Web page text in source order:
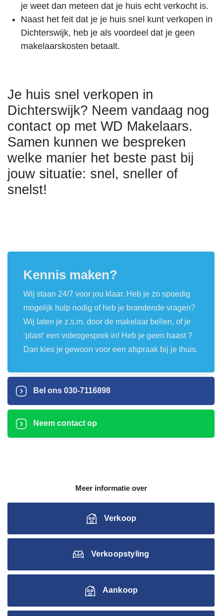
je weet dan meteen dat je huis echt verkocht is.
Naast het feit dat je je huis snel kunt verkopen in
Dichterswijk, heb je als voordeel dat je geen
makelaarskosten betaalt.
Je huis snel verkopen in
Dichterswijk? Neem vandaag nog
contact op met WD Makelaars.
Samen kunnen we bespreken
welke manier het beste past bij
jouw situatie: snel, sneller of
snelst!
Kennis maken?
Wij staan 24/7 voor jou klaar. Heb je zo spoedig
mogelijk hulp nodig of heb je brandende vragen?
Wij laten je z.s.m. door de makelaar bellen, of je
‘plant’ een videogesprek in! Heb je geen haast ?
Dan kies je gewoon voor een afspraak bij je thuis.
Bel ons 030-7116898
Neem contact op
Meer informatie over
Verkoop
Verkoopstyling
Aankoop